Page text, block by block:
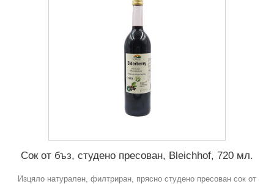
Сок от бъз, студено пресован, Bleichhof, 720 мл.
Изцяло натурален, филтриран, прясно студено пресован сок от